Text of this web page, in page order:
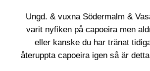
Ungd. & vuxna Södermalm &
varit nyfiken på capoeira men
eller kanske du har tränat
återuppta capoeira igen så är